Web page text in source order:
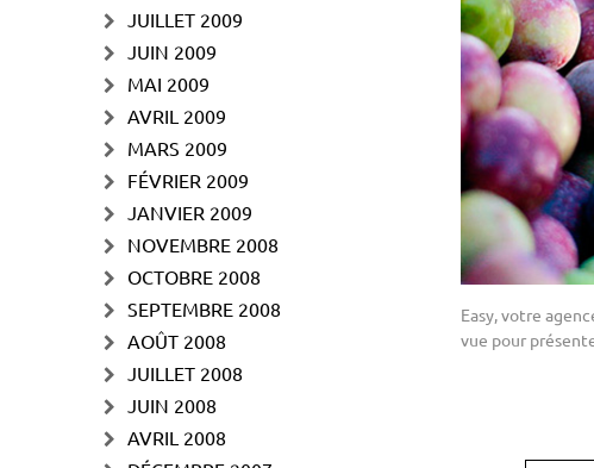
Easy, votre
vue pour
JUILLET 2009
JUIN 2009
MAI 2009
AVRIL 2009
MARS 2009
FÉVRIER 2009
JANVIER 2009
NOVEMBRE 2008
OCTOBRE 2008
SEPTEMBRE 2008
AOÛT 2008
JUILLET 2008
JUIN 2008
AVRIL 2008